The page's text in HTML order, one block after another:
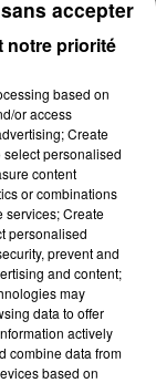
notre priorité
based on
or access
Create
personalised
content
or combinations
services; Create
personalised
prevent and
and content;
may
data to offer
actively
combine data from
based on
accepter